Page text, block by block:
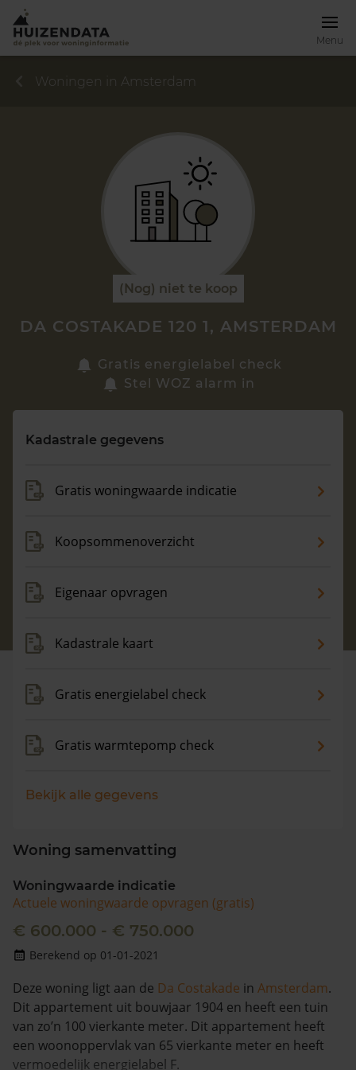
Menu
Zoek een woning
Maandag t/m vrijdag - 08:00 -18:00
Woningen in Amsterdam
(Nog) niet te koop
DA COSTAKADE 120 1, AMSTERDAM
Gratis energielabel check
Stel WOZ alarm in
Kadastrale gegevens
Gratis woningwaarde indicatie
Koopsommenoverzicht
Eigenaar opvragen
Kadastrale kaart
Gratis energielabel check
Gratis warmtepomp check
Bekijk alle gegevens
Woning samenvatting
Woningwaarde indicatie
Actuele woningwaarde opvragen (gratis)
€ 600.000 - € 750.000
Berekend op 01-01-2021
Deze woning ligt aan de Da Costakade in Amsterdam.
Dit appartement uit bouwjaar 1904 en heeft een tuin
van zo’n 100 vierkante meter. Dit appartement heeft
een woonoppervlak van 65 vierkante meter en heeft
vermoedelijk energielabel F.